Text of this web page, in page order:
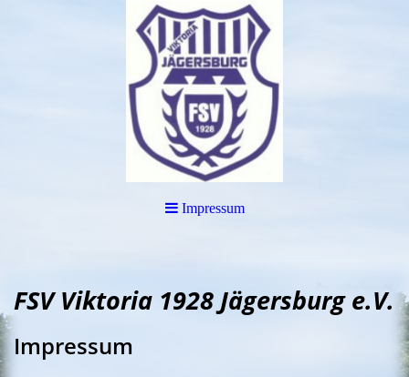
Impressum
FSV Viktoria 1928 Jägersburg e.V.
Impressum